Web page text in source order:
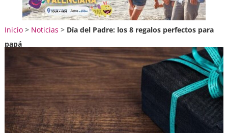
Inicio> Noticias > Día del Padre: los 8 regalos perfectos para
papá